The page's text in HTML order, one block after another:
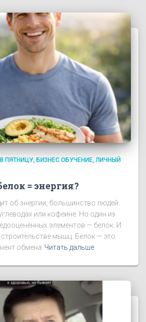
ПЯТНИЦУ БИЗНЕС ОБУЧЕНИЕ ЛИЧНЫЙ
= энергия?
об энергии, большинство людей
или кофеине. Но один из
элементов — белок. И
строительстве мышц. Белок — это
обмена Читать дальше